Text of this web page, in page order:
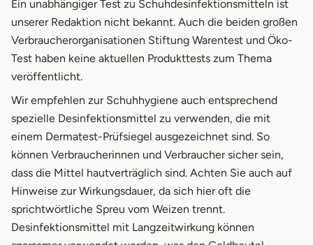
Ein unabhängiger Test zu Schuhdesinfektionsmitteln ist
unserer Redaktion nicht bekannt. Auch die beiden großen
Verbraucherorganisationen Stiftung Warentest und Öko-
Test haben keine aktuellen Produkttests zum Thema
veröffentlicht.
Wir empfehlen zur Schuhhygiene auch entsprechend
spezielle Desinfektionsmittel zu verwenden, die mit
einem Dermatest-Prüfsiegel ausgezeichnet sind. So
können Verbraucherinnen und Verbraucher sicher sein,
dass die Mittel hautverträglich sind. Achten Sie auch auf
Hinweise zur Wirkungsdauer, da sich hier oft die
sprichtwörtliche Spreu vom Weizen trennt.
Desinfektionsmittel mit Langzeitwirkung können